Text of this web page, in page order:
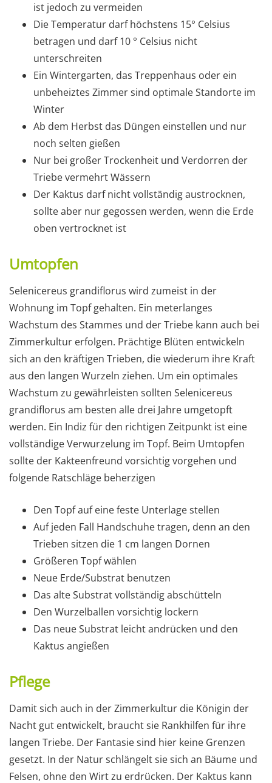
ist jedoch zu vermeiden
Die Temperatur darf höchstens 15° Celsius
betragen und darf 10 ° Celsius nicht
unterschreiten
Ein Wintergarten, das Treppenhaus oder ein
unbeheiztes Zimmer sind optimale Standorte im
Winter
Ab dem Herbst das Düngen einstellen und nur
noch selten gießen
Nur bei großer Trockenheit und Verdorren der
Triebe vermehrt Wässern
Der Kaktus darf nicht vollständig austrocknen,
sollte aber nur gegossen werden, wenn die Erde
oben vertrocknet ist
Umtopfen
Selenicereus grandiflorus wird zumeist in der
Wohnung im Topf gehalten. Ein meterlanges
Wachstum des Stammes und der Triebe kann auch bei
Zimmerkultur erfolgen. Prächtige Blüten entwickeln
sich an den kräftigen Trieben, die wiederum ihre Kraft
aus den langen Wurzeln ziehen. Um ein optimales
Wachstum zu gewährleisten sollten Selenicereus
grandiflorus am besten alle drei Jahre umgetopft
werden. Ein Indiz für den richtigen Zeitpunkt ist eine
vollständige Verwurzelung im Topf. Beim Umtopfen
sollte der Kakteenfreund vorsichtig vorgehen und
folgende Ratschläge beherzigen
Den Topf auf eine feste Unterlage stellen
Auf jeden Fall Handschuhe tragen, denn an den
Trieben sitzen die 1 cm langen Dornen
Größeren Topf wählen
Neue Erde/Substrat benutzen
Das alte Substrat vollständig abschütteln
Den Wurzelballen vorsichtig lockern
Das neue Substrat leicht andrücken und den
Kaktus angießen
Pflege
Damit sich auch in der Zimmerkultur die Königin der
Nacht gut entwickelt, braucht sie Rankhilfen für ihre
langen Triebe. Der Fantasie sind hier keine Grenzen
gesetzt. In der Natur schlängelt sie sich an Bäume und
Felsen, ohne den Wirt zu erdrücken. Der Kaktus kann